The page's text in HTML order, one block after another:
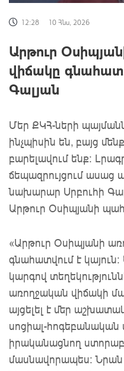
12:28 10 Հնս, 2026
Արթուր
վիճակը
Գալյան
Մեր ՔԿՀ-ների
ինչպիսին են, բայց
բարելավում ենք:
ճեպազրույցում ասաց
նախարար Սրբուհի
Արթուր Օսիպյանի
«Արթուր Օսիպյանի
գնահատվում է
կարգով
առողջական վիճակի
այցելել է մեր
սոցիալ-
իրականացնող
մասնավորապես: Նրան